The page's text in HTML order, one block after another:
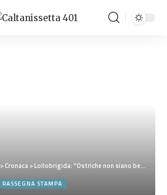
>Cronaca>Lollobrigida: “Ostriche non siano bene di lusso”
RASSEGNA STAMPA